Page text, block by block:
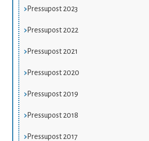
Pressupost 2023
Pressupost 2022
Pressupost 2021
Pressupost 2020
Pressupost 2019
Pressupost 2018
Pressupost 2017